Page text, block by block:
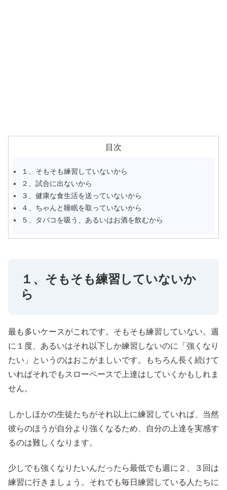
目次
１、そもそも練習していないから
２、試合に出ないから
３、健康な食生活を送っていないから
４、ちゃんと睡眠を取っていないから
５、タバコを吸う、あるいはお酒を飲むから
１、そもそも練習していないか
ら
最も多いケースがこれです。そもそも練習していない。週
に１度、あるいはそれ以下しか練習しないのに「強くなり
たい」というのはおこがましいです。もちろん長く続けて
いればそれでもスローペースで上達はしていくかもしれま
せん。
しかしほかの生徒たちがそれ以上に練習していれば、当然
彼らのほうが自分より強くなるため、自分の上達を実感す
るのは難しくなります。
少しでも強くなりたいんだったら最低でも週に２、３回は
練習に行きましょう。それでも毎日練習している人たちに